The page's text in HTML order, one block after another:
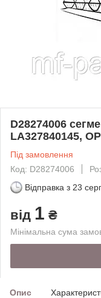
D28274006
LA327840145,
Під замовлення
Код: D28274006
Відправка з 23
від 1 ₴
Мінімальна сума
Опис